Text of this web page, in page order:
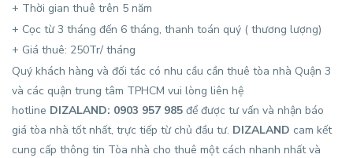
+ Thời gian thuê trên 5 năm
+ Cọc từ 3 tháng đến 6 tháng, thanh toán quý ( thương lượng)
+ Giá thuê: 250Tr/ tháng
Quý khách hàng và đối tác có nhu cầu cần thuê tòa nhà Quận 3
và các quận trung tâm TPHCM vui lòng liên hệ
hotline DIZALAND: 0903 957 985 để được tư vấn và nhận báo
giá tòa nhà tốt nhất, trực tiếp từ chủ đầu tư. DIZALAND cam kết
cung cấp thông tin Tòa nhà cho thuê một cách nhanh nhất và